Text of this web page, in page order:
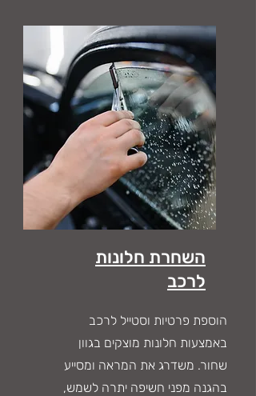
השחרת חלונות
לרכב
הוספת פרטיות וסטייל לרכב
באמצעות חלונות מוצקים בגוון
שחור. משדרג את המראה ומסייע
בהגנה מפני חשיפה יתרה לשמש,